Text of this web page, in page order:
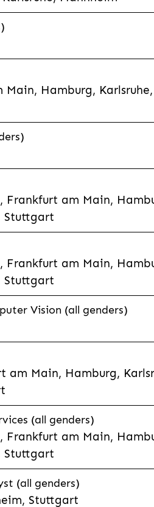
Main, Hamburg,
Frankfurt am Main,
Stuttgart
Frankfurt am Main,
Stuttgart
Vision (all genders)
am Main, Hamburg,
(all genders)
Frankfurt am Main,
Stuttgart
(all genders)
Stuttgart